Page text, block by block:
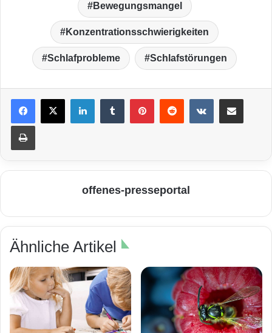
Bewegungsmangel
Konzentrationsschwierigkeiten
Schlafprobleme Schlafstörungen
LinkedIn VKontakte
Drucken
offenes-presseportal
Ähnliche Artikel